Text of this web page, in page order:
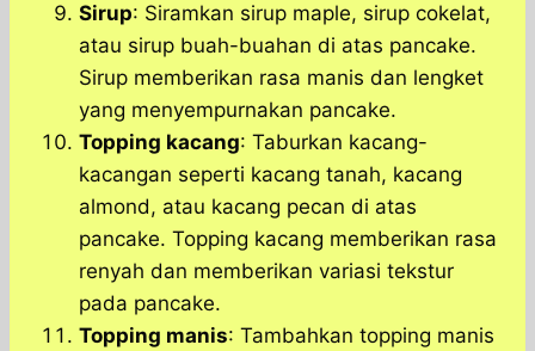
Sirup: Siramkan sirup maple, sirup cokelat,
atau sirup buah-buahan di atas pancake.
Sirup memberikan rasa manis dan lengket
yang menyempurnakan pancake.
Topping kacang: Taburkan kacang-
kacangan seperti kacang tanah, kacang
almond, atau kacang pecan di atas
pancake. Topping kacang memberikan rasa
renyah dan memberikan variasi tekstur
pada pancake.
Topping manis: Tambahkan topping manis